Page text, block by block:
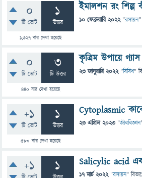
0
টি ভোট
1
উত্তর
1,327 বার দেখা হয়েছে
ইমালশন রং শিল্প
10 ফেব্রুয়ারি 2022 "রসায়ন"
0
টি ভোট
3
টি উত্তর
440 বার দেখা হয়েছে
কৃত্রিম উপায়ে
23 জানুয়ারি 2022 "বিবিধ"
+1
টি ভোট
1
উত্তর
580 বার দেখা হয়েছে
Cytoplasmic
23 এপ্রিল 2023 "জীববিজ্ঞান
+1 1 Salicylic acid
17 মার্চ 2022 "রসায়ন"